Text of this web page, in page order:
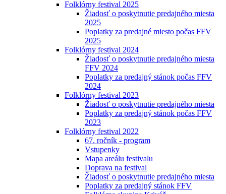
Folklórny festival 2025
Žiadosť o poskytnutie predajného miesta
2025
Poplatky za predajné miesto počas FFV
2025
Folklórny festival 2024
Žiadosť o poskytnutie predajného miesta
FFV 2024
Poplatky za predajný stánok počas FFV
2024
Folklórny festival 2023
Žiadosť o poskytnutie predajného miesta
Poplatky za predajný stánok počas FFV
2023
Folklórny festival 2022
67. ročník - program
Vstupenky
Mapa areálu festivalu
Doprava na festival
Žiadosť o poskytnutie predajného miesta
Poplatky za predajný stánok FFV